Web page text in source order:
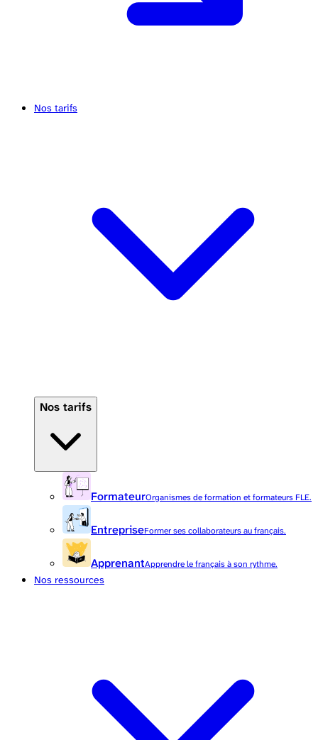
Nos tarifs
Nos tarifs
FormateurOrganismes de formation et formateurs FLE.
EntrepriseFormer ses collaborateurs au français.
ApprenantApprendre le français à son rythme.
Nos ressources